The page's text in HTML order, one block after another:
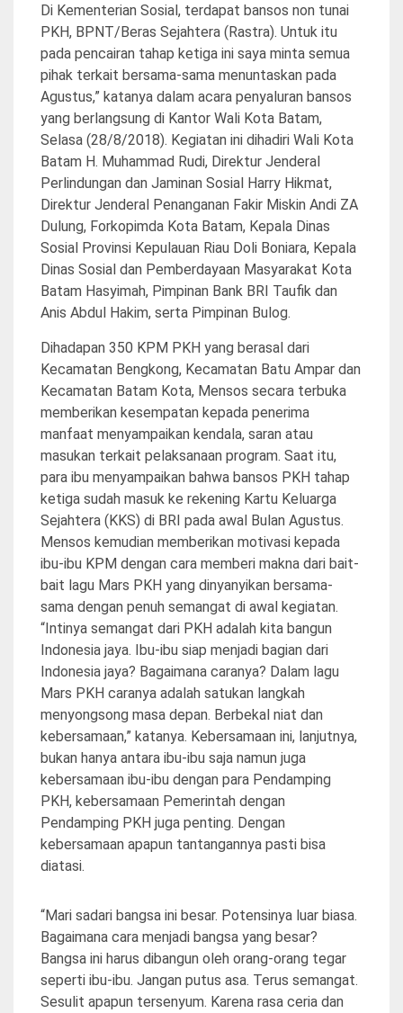
Di Kementerian Sosial, terdapat bansos non tunai
PKH, BPNT/Beras Sejahtera (Rastra). Untuk itu
pada pencairan tahap ketiga ini saya minta semua
pihak terkait bersama-sama menuntaskan pada
Agustus,” katanya dalam acara penyaluran bansos
yang berlangsung di Kantor Wali Kota Batam,
Selasa (28/8/2018). Kegiatan ini dihadiri Wali Kota
Batam H. Muhammad Rudi, Direktur Jenderal
Perlindungan dan Jaminan Sosial Harry Hikmat,
Direktur Jenderal Penanganan Fakir Miskin Andi ZA
Dulung, Forkopimda Kota Batam, Kepala Dinas
Sosial Provinsi Kepulauan Riau Doli Boniara, Kepala
Dinas Sosial dan Pemberdayaan Masyarakat Kota
Batam Hasyimah, Pimpinan Bank BRI Taufik dan
Anis Abdul Hakim, serta Pimpinan Bulog.
Dihadapan 350 KPM PKH yang berasal dari
Kecamatan Bengkong, Kecamatan Batu Ampar dan
Kecamatan Batam Kota, Mensos secara terbuka
memberikan kesempatan kepada penerima
manfaat menyampaikan kendala, saran atau
masukan terkait pelaksanaan program. Saat itu,
para ibu menyampaikan bahwa bansos PKH tahap
ketiga sudah masuk ke rekening Kartu Keluarga
Sejahtera (KKS) di BRI pada awal Bulan Agustus.
Mensos kemudian memberikan motivasi kepada
ibu-ibu KPM dengan cara memberi makna dari bait-
bait lagu Mars PKH yang dinyanyikan bersama-
sama dengan penuh semangat di awal kegiatan.
“Intinya semangat dari PKH adalah kita bangun
Indonesia jaya. Ibu-ibu siap menjadi bagian dari
Indonesia jaya? Bagaimana caranya? Dalam lagu
Mars PKH caranya adalah satukan langkah
menyongsong masa depan. Berbekal niat dan
kebersamaan,” katanya. Kebersamaan ini, lanjutnya,
bukan hanya antara ibu-ibu saja namun juga
kebersamaan ibu-ibu dengan para Pendamping
PKH, kebersamaan Pemerintah dengan
Pendamping PKH juga penting. Dengan
kebersamaan apapun tantangannya pasti bisa
diatasi.
“Mari sadari bangsa ini besar. Potensinya luar biasa.
Bagaimana cara menjadi bangsa yang besar?
Bangsa ini harus dibangun oleh orang-orang tegar
seperti ibu-ibu. Jangan putus asa. Terus semangat.
Sesulit apapun tersenyum. Karena rasa ceria dan